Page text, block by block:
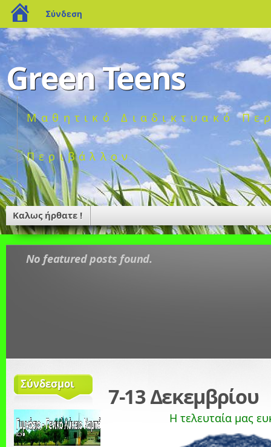
blogs.sch.gr
Σύνδεση
Green Teens
Μαθητικό Διαδικτυακό
Περιβάλλον
Καλως ήρθατε !
No featured posts found.
7-13 Δεκεμβρίου
Η τελευταία μας
Σύνδεσμοι